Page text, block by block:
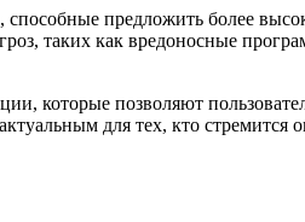
предложить более
таких как вредоносные
которые позволяют
для тех, кто стремится